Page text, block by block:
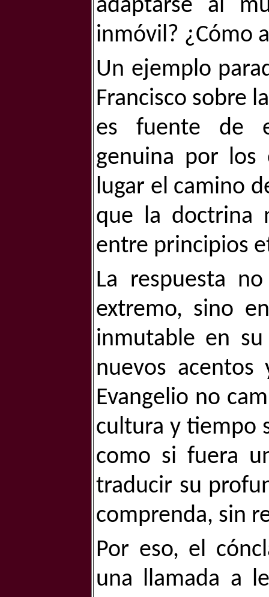
adaptarse al
inmóvil? ¿Cómo
Un ejemplo
Francisco sobre
es fuente de
genuina por los
lugar el camino
que la doctrina
entre principios
La respuesta
extremo, sino
inmutable en
nuevos acentos
Evangelio no
cultura y tiempo
como si fuera
traducir su
comprenda, sin
Por eso, el
una llamada a